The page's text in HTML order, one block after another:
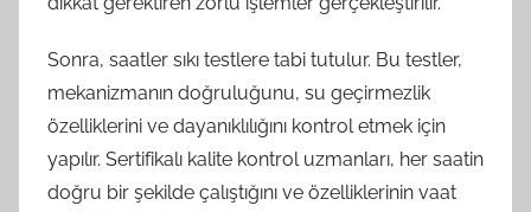
Sonra, saatler sıkı testlere tabi tutulur. Bu testler,
mekanizmanın doğruluğunu, su geçirmezlik
özelliklerini ve dayanıklılığını kontrol etmek için
yapılır. Sertifikalı kalite kontrol uzmanları, her saatin
doğru bir şekilde çalıştığını ve özelliklerinin vaat